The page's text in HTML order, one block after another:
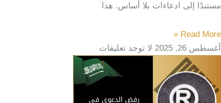
مستندًا إلى ادعاءات بلا أساس. هذا
Read More »
أغسطس 26, 2025
لا توجد تعليقات